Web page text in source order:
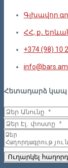
Գլխավոր
ՀՀ, ք․
+374 (98) 10
info@bars.am
Հետադարձ կապ
Ուղարկել